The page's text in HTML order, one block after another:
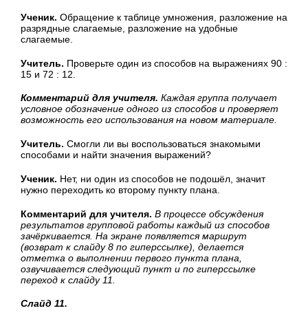
Ученик. Обращение к таблице умножения, разложение на
разрядные слагаемые, разложение на удобные
слагаемые.
Учитель. Проверьте один из способов на выражениях 90 :
15 и 72 : 12.
Комментарий для учителя. Каждая группа получает
условное обозначение одного из способов и проверяет
возможность его использования на новом материале.
Учитель. Смогли ли вы воспользоваться знакомыми
способами и найти значения выражений?
Ученик. Нет, ни один из способов не подошёл, значит
нужно переходить ко второму пункту плана.
Комментарий для учителя. В процессе обсуждения
результатов групповой работы каждый из способов
зачёркивается. На экране появляется маршрут
(возврат к слайду 8 по гиперссылке), делается
отметка о выполнении первого пункта плана,
озвучивается следующий пункт и по гиперссылке
переход к слайду 11.
Слайд 11.